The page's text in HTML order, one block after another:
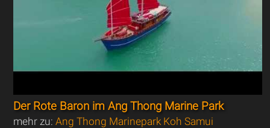
Der Rote Baron im Ang Thong Marine Park
mehr zu:Ang Thong Marinepark Koh Samui